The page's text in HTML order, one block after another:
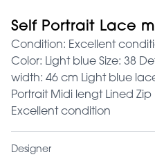
Self Portrait Lace
Condition: Excellent
Color: Light blue Size: 38
width: 46 cm Light blue
Portrait Midi lengt Lined
Excellent condition
Designer